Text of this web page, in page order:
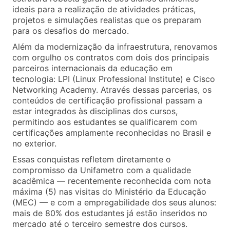
ideais para a realização de atividades práticas,
projetos e simulações realistas que os preparam
para os desafios do mercado.
Além da modernização da infraestrutura, renovamos
com orgulho os contratos com dois dos principais
parceiros internacionais da educação em
tecnologia: LPI (Linux Professional Institute) e Cisco
Networking Academy. Através dessas parcerias, os
conteúdos de certificação profissional passam a
estar integrados às disciplinas dos cursos,
permitindo aos estudantes se qualificarem com
certificações amplamente reconhecidas no Brasil e
no exterior.
Essas conquistas refletem diretamente o
compromisso da Unifametro com a qualidade
acadêmica — recentemente reconhecida com nota
máxima (5) nas visitas do Ministério da Educação
(MEC) — e com a empregabilidade dos seus alunos:
mais de 80% dos estudantes já estão inseridos no
mercado até o terceiro semestre dos cursos.